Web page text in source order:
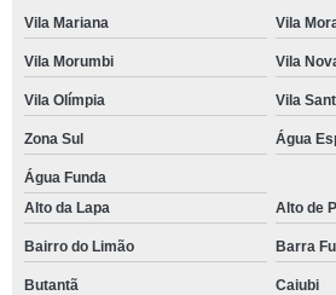
Vila Mariana Vila
Vila Morumbi Vila
Vila Olímpia Vila
Zona Sul Água
Água Funda
Alto da Lapa
Alto de
Bairro do Limão Barra
Butantã Caiubi